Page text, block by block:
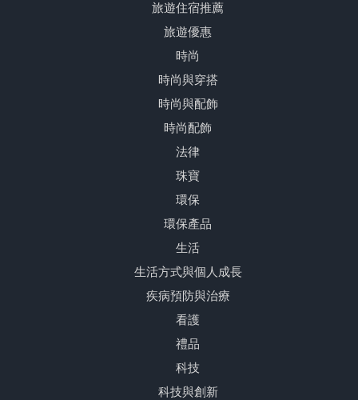
旅遊住宿推薦
旅遊優惠
時尚
時尚與穿搭
時尚與配飾
時尚配飾
法律
珠寶
環保
環保產品
生活
生活方式與個人成長
疾病預防與治療
看護
禮品
科技
科技與創新